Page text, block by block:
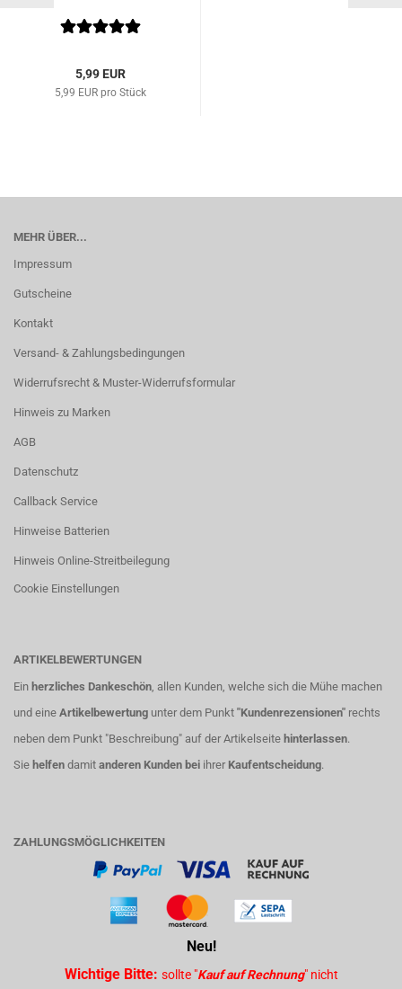
5,99 EUR
5,99 EUR pro Stück
MEHR ÜBER...
Impressum
Gutscheine
Kontakt
Versand- & Zahlungsbedingungen
Widerrufsrecht & Muster-Widerrufsformular
Hinweis zu Marken
AGB
Datenschutz
Callback Service
Hinweise Batterien
Hinweis Online-Streitbeilegung
Cookie Einstellungen
ARTIKELBEWERTUNGEN
Ein herzliches Dankeschön, allen Kunden, welche sich die Mühe machen
und eine Artikelbewertung unter dem Punkt "Kundenrezensionen" rechts
neben dem Punkt "Beschreibung" auf der Artikelseite hinterlassen.
Sie helfen damit anderen Kunden bei ihrer Kaufentscheidung.
ZAHLUNGSMÖGLICHKEITEN
Neu!
Wichtige Bitte: sollte "Kauf auf Rechnung" nicht